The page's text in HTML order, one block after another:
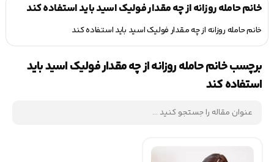
خانم حامله روزانه از چه مقدار فولیک اسید باید استفاده کند
خانم حامله روزانه از چه مقدار فولیک اسید باید استفاده کند
برچسب خانم حامله روزانه از چه مقدار فولیک اسید باید
استفاده کند